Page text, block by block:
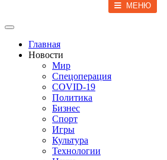
МЕНЮ
Toggle navigation
Главная
Новости
Мир
Спецоперация
COVID-19
Политика
Бизнес
Спорт
Игры
Культура
Технологии